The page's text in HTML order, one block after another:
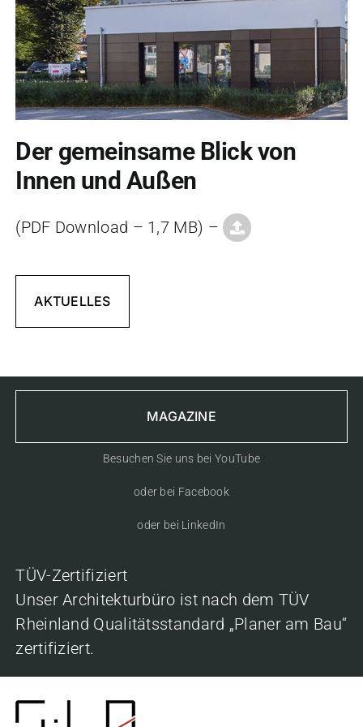
Der gemeinsame Blick von
Innen und Außen
(PDF Download – 1,7 MB) –
AKTUELLES
MAGAZINE
Besuchen Sie uns bei YouTube
oder bei Facebook
oder bei LinkedIn
TÜV-Zertifiziert
Unser Architekturbüro ist nach dem TÜV
Rheinland Qualitätsstandard „Planer am Bau“
zertifiziert.